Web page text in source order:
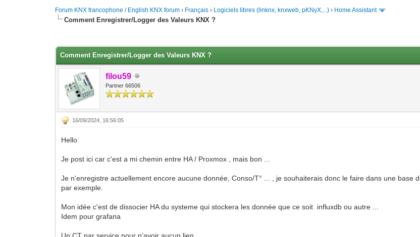
Forum KNX francophone / English KNX forum › Français › Logiciels libres (linknx, knxweb, pKNyX,...) › Home Assistant
Comment Enregistrer/Logger des Valeurs KNX ?
Comment Enregistrer/Logger des Valeurs KNX ?
filou59
Partner 66506
16/09/2024, 16:56:05
Hello
Je post ici car c'est a mi chemin entre HA / Proxmox , mais bon ...
Je n'enregistre actuellement encore aucune donnée, Conso/T° ... , je souhaiterais donc le faire dans une
par exemple.
Mon idée c'est de dissocier HA du systeme qui stockera les donnée que ce soit influxdb ou autre ...
Idem pour grafana